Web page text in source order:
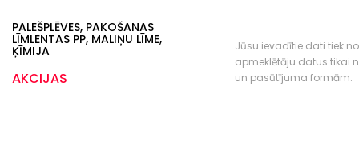
PALEŠPLĒVES, PAKOŠANAS
LĪMLENTAS PP, MALIŅU LĪME,
ĶĪMIJA
AKCIJAS
Jūsu ievadītie dati tiek
apmeklētāju datus tikai
un pasūtījuma formām.